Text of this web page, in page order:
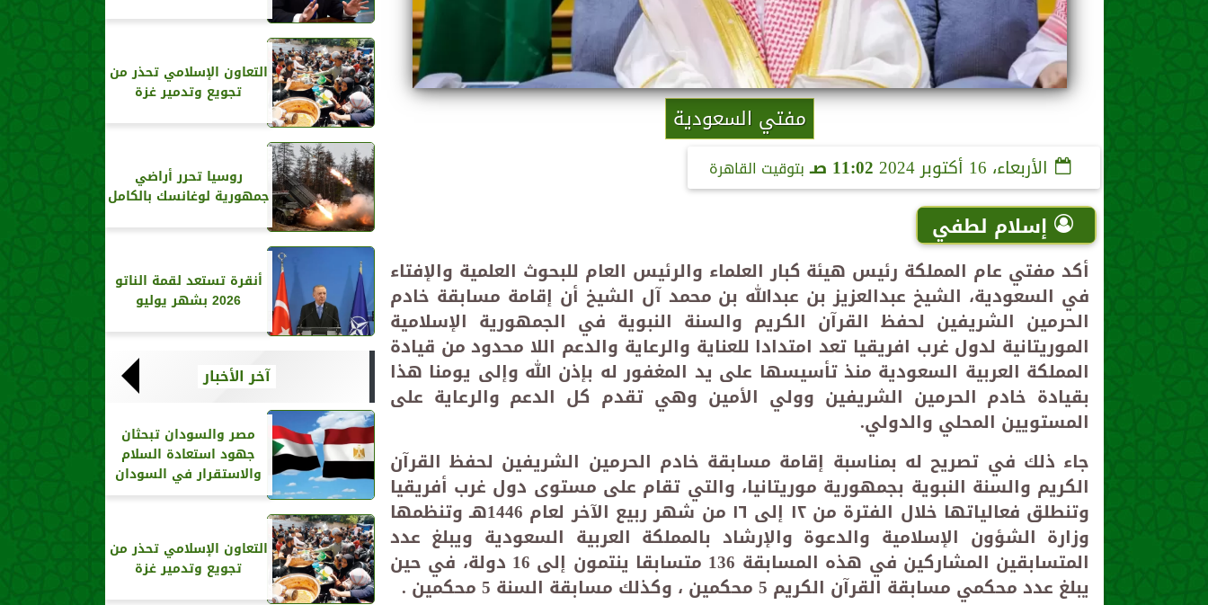
مفتي السعودية
الأربعاء، 16 أكتوبر 2024 11:02 صـ بتوقيت القاهرة
إسلام لطفي
أكد مفتي عام المملكة رئيس هيئة كبار العلماء والرئيس العام للبحوث العلمية والإفتاء
في السعودية، الشيخ عبدالعزيز بن عبدالله بن محمد آل الشيخ أن إقامة مسابقة خادم
الحرمين الشريفين لحفظ القرآن الكريم والسنة النبوية في الجمهورية الإسلامية
الموريتانية لدول غرب افريقيا تعد امتدادا للعناية والرعاية والدعم اللا محدود من قيادة
المملكة العربية السعودية منذ تأسيسها على يد المغفور له بإذن الله وإلى يومنا هذا
بقيادة خادم الحرمين الشريفين وولي الأمين وهي تقدم كل الدعم والرعاية على
المستويين المحلي والدولي.
جاء ذلك في تصريح له بمناسبة إقامة مسابقة خادم الحرمين الشريفين لحفظ القرآن
الكريم والسنة النبوية بجمهورية موريتانيا، والتي تقام على مستوى دول غرب أفريقيا
وتنطلق فعالياتها خلال الفترة من ١٢ إلى ١٦ من شهر ربيع الآخر لعام 1446هـ وتنظمها
وزارة الشؤون الإسلامية والدعوة والإرشاد بالمملكة العربية السعودية ويبلغ عدد
المتسابقين المشاركين في هذه المسابقة 136 متسابقا ينتمون إلى 16 دولة، في حين
يبلغ عدد محكمي مسابقة القرآن الكريم 5 محكمين ، وكذلك مسابقة السنة 5 محكمين
.
التعاون الإسلامي تحذر من
تجويع وتدمير غزة
روسيا تحرر أراضي
جمهورية لوغانسك بالكامل
أنقرة تستعد لقمة الناتو
2026 بشهر يوليو
آخر الأخبار
مصر والسودان تبحثان
جهود استعادة السلام
والاستقرار في السودان
التعاون الإسلامي تحذر من
تجويع وتدمير غزة